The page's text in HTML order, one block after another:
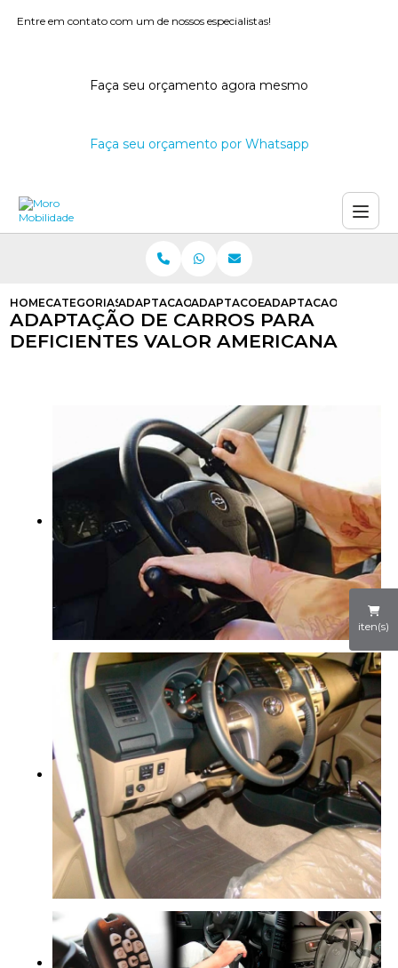
Entre em contato com um de nossos especialistas!
Faça seu orçamento agora mesmo
Faça seu orçamento por Whatsapp
iten(s)
HOMECATEGORIASADAPTACAO DE CARROSADAPTACOES PARA CARROS DE
ADAPTACAO DE
ADAPTAÇÃO DE CARROS PARA
DEFICIENTES VALOR AMERICANA